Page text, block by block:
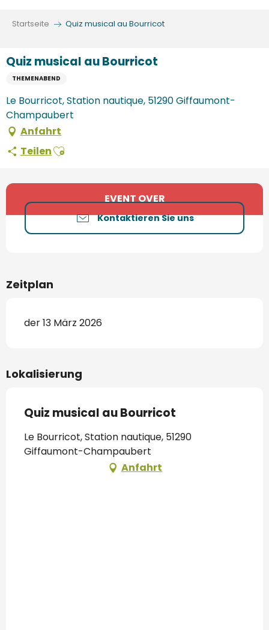
Startseite Quiz musical au Bourricot
Quiz musical au Bourricot
THEMENABEND
Le Bourricot, Station nautique, 51290 Giffaumont-
Champaubert
Anfahrt
TeilenAjouter aux favoris
Öffnungszeiten & Kontaktdaten
EVENT OVER
Kontaktieren Sie uns
Zeitplan
der 13 März 2026
Lokalisierung
Quiz musical au Bourricot
Le Bourricot, Station nautique, 51290
Giffaumont-Champaubert
Anfahrt